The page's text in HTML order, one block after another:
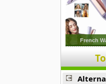
Chopas
18
Chopkjas
12
French